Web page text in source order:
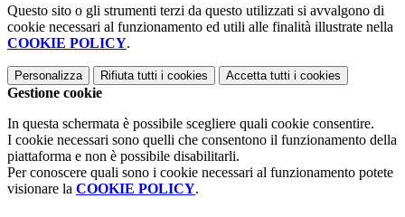
Questo sito o gli strumenti terzi da questo utilizzati si avvalgono di
cookie necessari al funzionamento ed utili alle finalità illustrate nella
COOKIE POLICY.
Personalizza Rifiuta tutti i cookies Accetta tutti i cookies
Gestione cookie
In questa schermata è possibile scegliere quali cookie consentire.
I cookie necessari sono quelli che consentono il funzionamento della
piattaforma e non è possibile disabilitarli.
Per conoscere quali sono i cookie necessari al funzionamento potete
visionare la COOKIE POLICY.